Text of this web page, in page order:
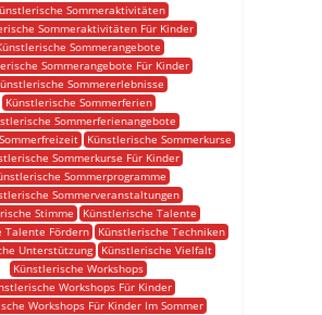
Sommeraktivitäten
Sommeraktivitäten Für Kinder
Sommerangebote
Sommerangebote Für Kinder
Sommererlebnisse
Künstlerische Sommerferien
Sommerferienangebote
Künstlerische Sommerkurse
Sommerkurse Für Kinder
Sommerprogramme
Sommerveranstaltungen
Stimme
Künstlerische Talente
Talente Fördern
Künstlerische Techniken
Unterstützung
Künstlerische Vielfalt
Künstlerische Workshops
Workshops Für Kinder
Workshops Für Kinder Im Sommer